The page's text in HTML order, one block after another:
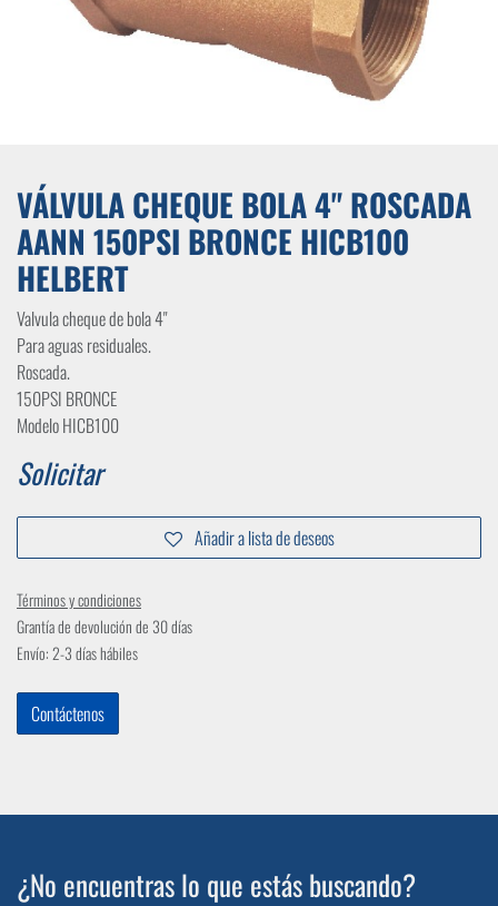
VÁLVULA CHEQUE BOLA 4" ROSCADA
AANN 150PSI BRONCE HICB100
HELBERT
Valvula cheque de bola 4"
Para aguas residuales.
Roscada.
150PSI BRONCE
Modelo HICB100
Solicitar
Añadir a lista de deseos
Términos y condiciones
Grantía de devolución de 30 días
Envío: 2-3 días hábiles
Contáctenos
¿No encuentras lo que estás buscando?